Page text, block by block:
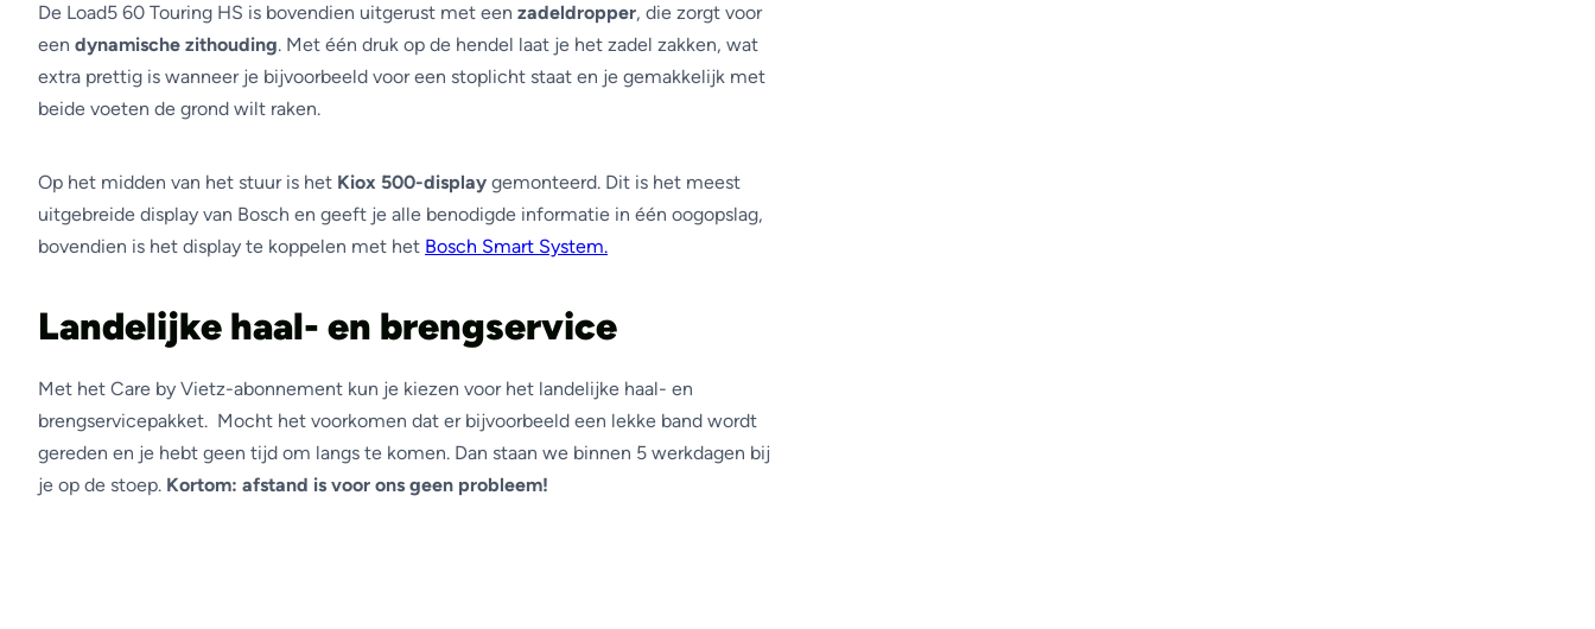
De Load5 60 Touring HS is bovendien uitgerust met een zadeldropper, die zorgt voor
een dynamische zithouding. Met één druk op de hendel laat je het zadel zakken, wat
extra prettig is wanneer je bijvoorbeeld voor een stoplicht staat en je gemakkelijk met
beide voeten de grond wilt raken.
Op het midden van het stuur is het Kiox 500-display gemonteerd. Dit is het meest
uitgebreide display van Bosch en geeft je alle benodigde informatie in één oogopslag,
bovendien is het display te koppelen met het Bosch Smart System.
Landelijke haal- en brengservice
Met het Care by Vietz-abonnement kun je kiezen voor het landelijke haal- en
brengservicepakket. Mocht het voorkomen dat er bijvoorbeeld een lekke band wordt
gereden en je hebt geen tijd om langs te komen. Dan staan we binnen 5 werkdagen bij
je op de stoep. Kortom: afstand is voor ons geen probleem!